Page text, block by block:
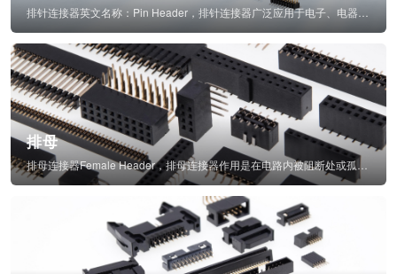
排母
排母连接器Female Header，排母连接器作用是在电路内被阻断处或孤立不通...